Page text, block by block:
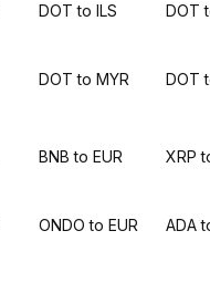
DOT to ILS DOT
DOT to MYR DOT
BNB to EUR XRP
ONDO to EUR ADA